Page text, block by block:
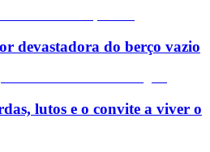
devastadora do berço vazio
lutos e o convite a viver o